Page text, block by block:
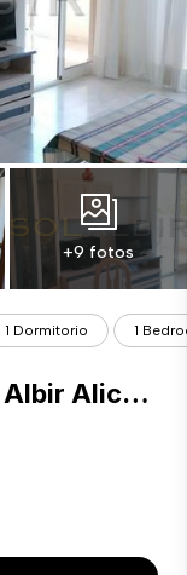
+9 fotos
1 Dormitorio 1
1 Bedrooms Apartment in Albir Alicante (Costa Blanca)